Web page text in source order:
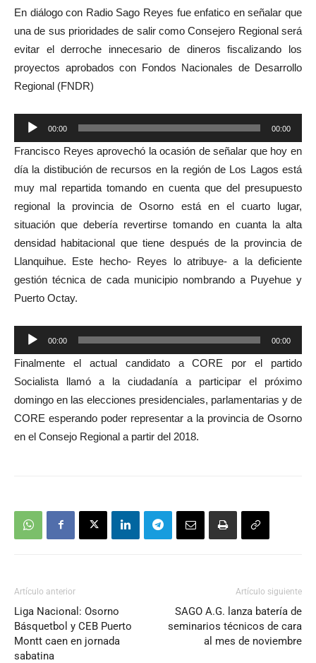
En diálogo con Radio Sago Reyes fue enfatico en señalar que
una de sus prioridades de salir como Consejero Regional será
evitar el derroche innecesario de dineros fiscalizando los
proyectos aprobados con Fondos Nacionales de Desarrollo
Regional (FNDR)
Reproductor
de
audio
00:00 00:00
Francisco Reyes aprovechó la ocasión de señalar que hoy en
día la distibución de recursos en la región de Los Lagos está
muy mal repartida tomando en cuenta que del presupuesto
regional la provincia de Osorno está en el cuarto lugar,
situación que debería revertirse tomando en cuanta la alta
densidad habitacional que tiene después de la provincia de
Llanquihue. Este hecho- Reyes lo atribuye- a la deficiente
gestión técnica de cada municipio nombrando a Puyehue y
Puerto Octay.
Reproductor
de
audio
00:00 00:00
Finalmente el actual candidato a CORE por el partido
Socialista llamó a la ciudadanía a participar el próximo
domingo en las elecciones presidenciales, parlamentarias y de
CORE esperando poder representar a la provincia de Osorno
en el Consejo Regional a partir del 2018.
Artículo anterior
Liga Nacional: Osorno
Básquetbol y CEB Puerto
Montt caen en jornada
sabatina
Artículo siguiente
SAGO A.G. lanza batería de
seminarios técnicos de cara
al mes de noviembre